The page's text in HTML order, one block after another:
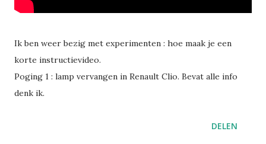
Ik ben weer bezig met experimenten : hoe maak je een
korte instructievideo.
Poging 1 : lamp vervangen in Renault Clio. Bevat alle info
denk ik.
DELEN